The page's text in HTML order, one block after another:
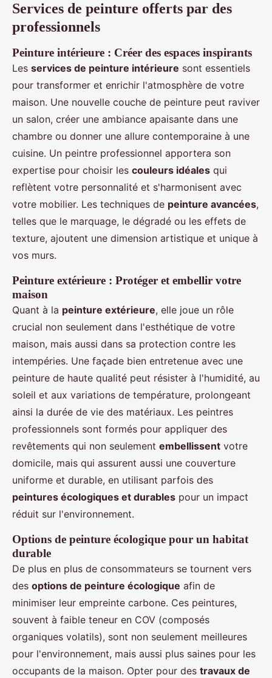
Services de peinture offerts par des
professionnels
Peinture intérieure : Créer des espaces inspirants
Les services de peinture intérieure sont essentiels
pour transformer et enrichir l'atmosphère de votre
maison. Une nouvelle couche de peinture peut raviver
un salon, créer une ambiance apaisante dans une
chambre ou donner une allure contemporaine à une
cuisine. Un peintre professionnel apportera son
expertise pour choisir les couleurs idéales qui
reflètent votre personnalité et s'harmonisent avec
votre mobilier. Les techniques de peinture avancées,
telles que le marquage, le dégradé ou les effets de
texture, ajoutent une dimension artistique et unique à
vos murs.
Peinture extérieure : Protéger et embellir votre
maison
Quant à la peinture extérieure, elle joue un rôle
crucial non seulement dans l'esthétique de votre
maison, mais aussi dans sa protection contre les
intempéries. Une façade bien entretenue avec une
peinture de haute qualité peut résister à l'humidité, au
soleil et aux variations de température, prolongeant
ainsi la durée de vie des matériaux. Les peintres
professionnels sont formés pour appliquer des
revêtements qui non seulement embellissent votre
domicile, mais qui assurent aussi une couverture
uniforme et durable, en utilisant parfois des
peintures écologiques et durables pour un impact
réduit sur l'environnement.
Options de peinture écologique pour un habitat
durable
De plus en plus de consommateurs se tournent vers
des options de peinture écologique afin de
minimiser leur empreinte carbone. Ces peintures,
souvent à faible teneur en COV (composés
organiques volatils), sont non seulement meilleures
pour l'environnement, mais aussi plus saines pour les
occupants de la maison. Opter pour des travaux de